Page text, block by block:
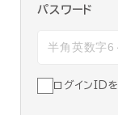
パスワード
ログインID